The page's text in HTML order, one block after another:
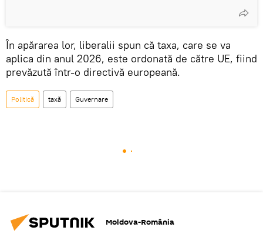
În apărarea lor, liberalii spun că taxa, care se va
aplica din anul 2026, este ordonată de către UE, fiind
prevăzută într-o directivă europeană.
Politică taxă Guvernare
Moldova-România